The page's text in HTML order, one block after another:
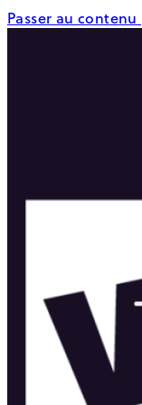
Passer au